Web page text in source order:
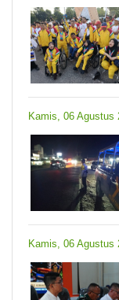
Kamis, 06 Agustus
Kamis, 06 Agustus